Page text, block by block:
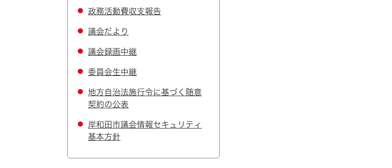
政務活動費収支報告
議会だより
議会録画中継
委員会生中継
地方自治法施行令に基づく随意
契約の公表
岸和田市議会情報セキュリティ
基本方針